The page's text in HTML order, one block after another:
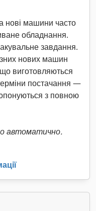
нові машини часто
обладнання.
завдання.
нових машин
виготовляються
постачання —
з повною
автоматично.